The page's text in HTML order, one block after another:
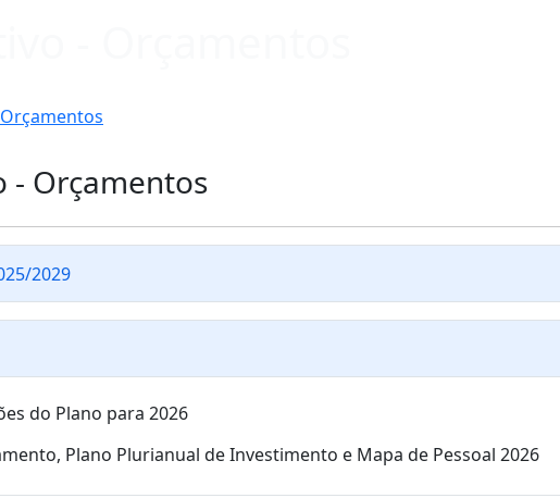
- Orçamentos
2029
do Plano para 2026
Plano Plurianual de Investimento e Mapa de Pessoal 2026